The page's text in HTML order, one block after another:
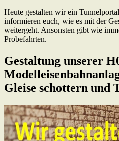
Heute gestalten wir ein
informieren euch, wie es mit der
weitergeht. Ansonsten gibt wie
Probefahrten.
Gestaltung unserer
Gleise schottern und